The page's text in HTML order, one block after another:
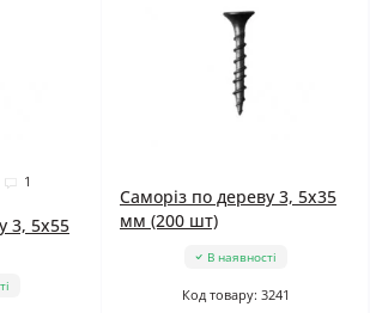
1
3, 5x55
Саморіз по дереву 3, 5x35
мм (200 шт)
В наявності
Код товару: 3241